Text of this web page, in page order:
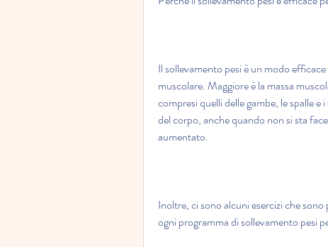
Il sollevamento pesi è un modo
muscolare. Maggiore è la massa
compresi quelli delle gambe, le spalle
del corpo, anche quando non si sta
aumentato.
Inoltre, ci sono alcuni esercizi che
ogni programma di sollevamento pesi